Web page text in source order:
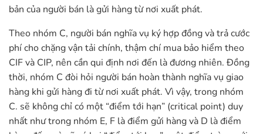
bản của người bán là gửi hàng từ nơi xuất phát.
Theo nhóm C, người bán nghĩa vụ ký hợp đồng và trả cước
phí cho chặng vận tải chính, thậm chí mua bảo hiểm theo
CIF và CIP, nên cần qui định nơi đến là đương nhiên. Đồng
thời, nhóm C đòi hỏi người bán hoàn thành nghĩa vụ giao
hàng khi gửi hàng đi từ nơi xuất phát. Vì vậy, trong nhóm
C. sẽ không chỉ có một “điểm tới hạn” (critical point) duy
nhất như trong nhóm E, F là điểm gửi hàng và D là điểm